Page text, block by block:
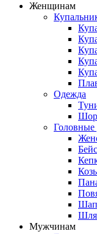
Женщинам
Одежда
Мужчинам